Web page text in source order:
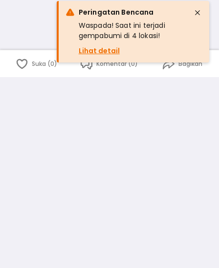
Suka (0) Komentar (0) Bagikan
Peringatan Bencana
Waspada! Saat ini terjadi
gempabumi di 4 lokasi!
Lihat detail